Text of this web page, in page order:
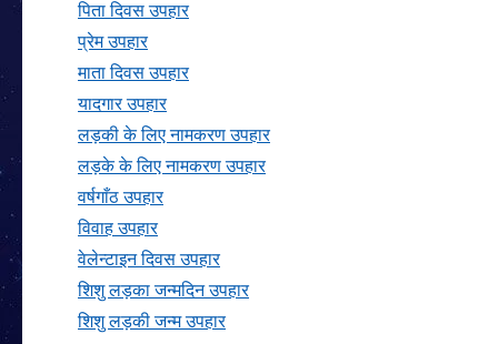
पिता दिवस उपहार
प्रेम उपहार
माता दिवस उपहार
यादगार उपहार
लड़की के लिए नामकरण उपहार
लड़के के लिए नामकरण उपहार
वर्षगाँठ उपहार
विवाह उपहार
वेलेन्टाइन दिवस उपहार
शिशु लड़का जन्मदिन उपहार
शिशु लड़की जन्म उपहार